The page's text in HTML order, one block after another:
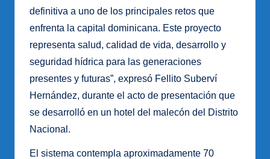
definitiva a uno de los principales retos que
enfrenta la capital dominicana. Este proyecto
representa salud, calidad de vida, desarrollo y
seguridad hídrica para las generaciones
presentes y futuras”, expresó Fellito Suberví
Hernández, durante el acto de presentación que
se desarrolló en un hotel del malecón del Distrito
Nacional.
El sistema contempla aproximadamente 70